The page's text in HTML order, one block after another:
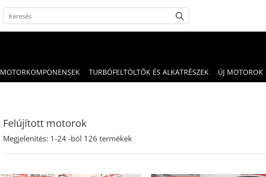
MOTORKOMPONENSEK TURBÓFELTÖLTŐK ÉS ALKATRÉSZEK ÚJ MOTOROK
Felújított motorok
Megjelenítés: 1-24 -ból 126 termékek